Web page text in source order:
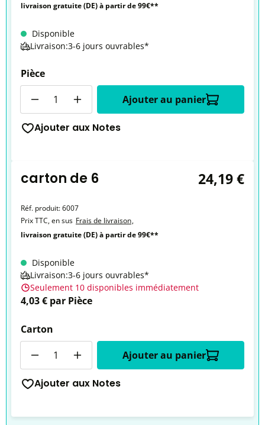
livraison gratuite (DE) à partir de 99€**
Disponible
Livraison:3-6 jours ouvrables*
Pièce
Ajouter au panier
Ajouter aux Notes
carton de 6 24,19 €
Réf. produit:6007
Prix TTC, en sus Frais de livraison,
livraison gratuite (DE) à partir de 99€**
Disponible
Livraison:3-6 jours ouvrables*
Seulement 10 disponibles immédiatement
4,03 € par Pièce
Carton
Ajouter au panier
Ajouter aux Notes